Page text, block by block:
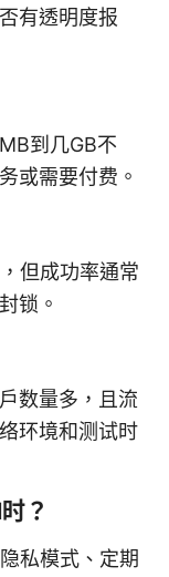
有透明度报
到几GB不
或需要付费。
但成功率通常
锁。
数量多，且流
环境和测试时
？
私模式、定期